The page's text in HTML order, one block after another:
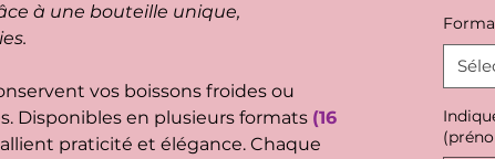
à une bouteille unique,
vos boissons froides ou
Disponibles en plusieurs formats (16
allient praticité et élégance. Chaque